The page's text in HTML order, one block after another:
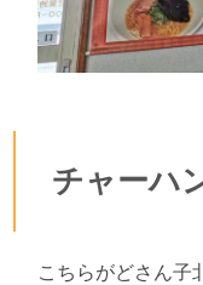
チャーハ
こちらがどさん子